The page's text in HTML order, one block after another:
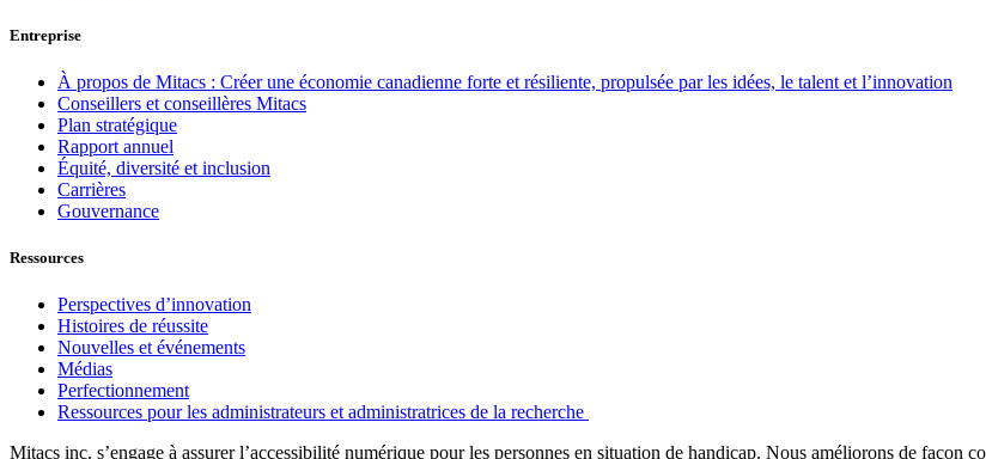
Entreprise
À propos de Mitacs : Créer une économie canadienne forte et résiliente, propulsée par les idées, le talent et l’innovation
Conseillers et conseillères Mitacs
Plan stratégique
Rapport annuel
Équité, diversité et inclusion
Carrières
Gouvernance
Ressources
Perspectives d’innovation
Histoires de réussite
Nouvelles et événements
Médias
Perfectionnement
Ressources pour les administrateurs et administratrices de la recherche
Mitacs inc. s’engage à assurer l’accessibilité numérique pour les personnes en situation de handicap. Nous améliorons de façon